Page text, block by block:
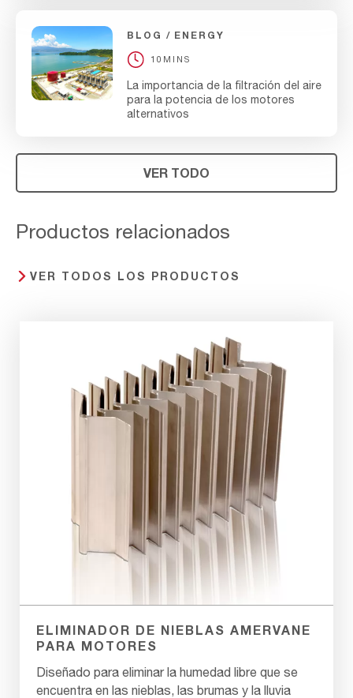
BLOG ENERGY
10MINS
La importancia de la filtración del aire
para la potencia de los motores
alternativos
VER TODO
Productos relacionados
VER TODOS LOS PRODUCTOS
ELIMINADOR DE NIEBLAS AMERVANE
PARA MOTORES
Diseñado para eliminar la humedad libre que se
encuentra en las nieblas, las brumas y la lluvia